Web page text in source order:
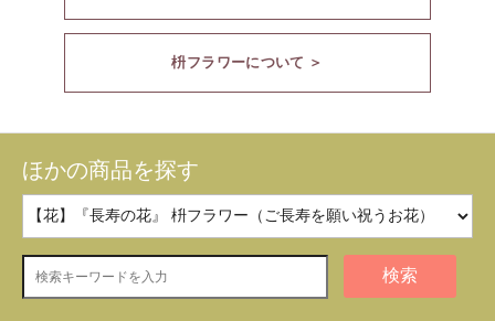
枡フラワーについて ＞
ほかの商品を探す
検索